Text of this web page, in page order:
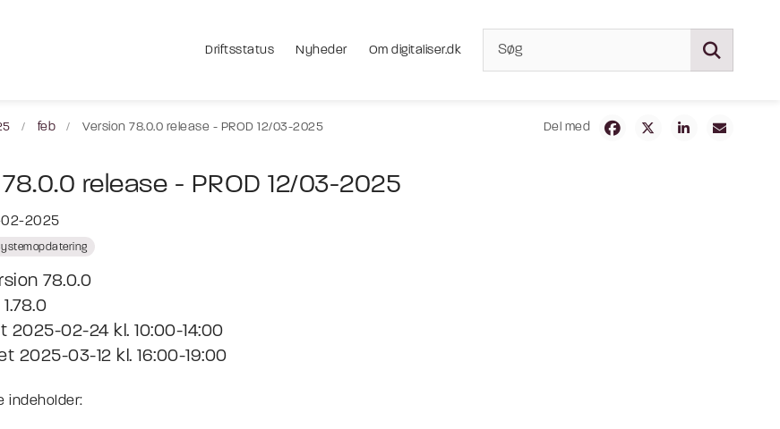
Driftsstatus Nyheder Om digitaliser.dk
feb Version 78.0.0 release - PROD 12/03-2025 Del med
release - PROD 12/03-2025
2025
78.0.0
2025-02-24 kl. 10:00-14:00
2025-03-12 kl. 16:00-19:00
indeholder: